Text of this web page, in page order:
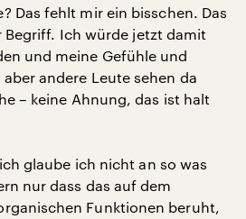
Das fehlt mir ein bisschen. Das
Ich würde jetzt damit
und meine Gefühle und
andere Leute sehen da
– keine Ahnung, das ist halt
glaube ich nicht an so was
nur dass das auf dem
Funktionen beruht,